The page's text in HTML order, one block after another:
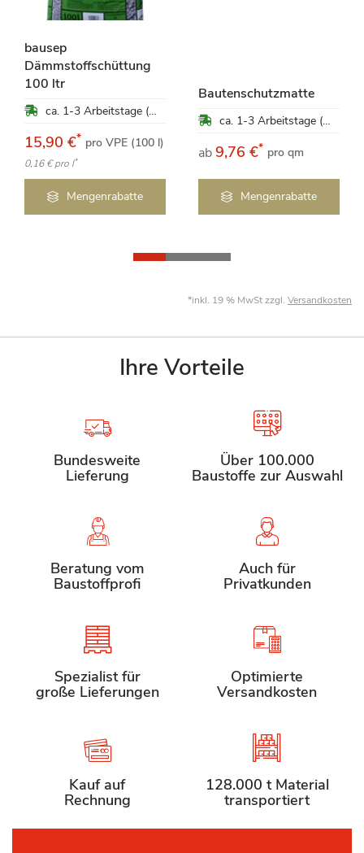
bausep
Dämmstoffschüttung
100 ltr
ca. 1-3 Arbeitstage (Mo-Fr)
15,90 €* pro VPE (100 l)
0,16 €pro l*
Mengenrabatte
Bautenschutzmatte
ca. 1-3 Arbeitstage (Mo-Fr)
ab9,76 €* pro qm
Mengenrabatte
*inkl. 19 % MwSt zzgl. Versandkosten
Ihre Vorteile
Bundesweite
Lieferung
Über 100.000
Baustoffe zur Auswahl
Beratung vom
Baustoffprofi
Auch für
Privatkunden
Spezialist für
große Lieferungen
Optimierte
Versandkosten
Kauf auf
Rechnung
128.000 t Material
transportiert